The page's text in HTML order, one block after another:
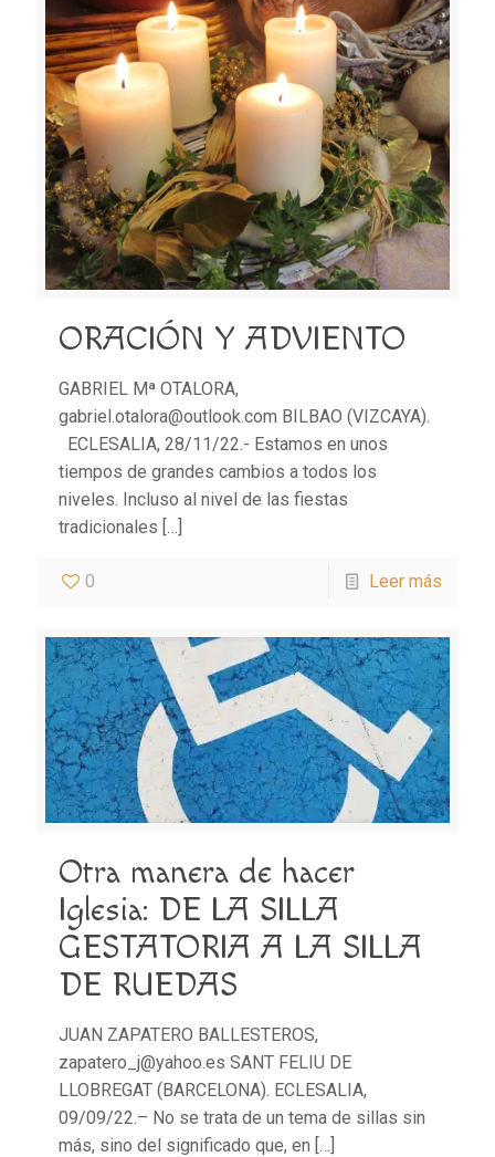
ORACIÓN Y ADVIENTO
GABRIEL Mª OTALORA,
gabriel.otalora@outlook.com BILBAO (VIZCAYA).
ECLESALIA, 28/11/22.- Estamos en unos
tiempos de grandes cambios a todos los
niveles. Incluso al nivel de las fiestas
tradicionales […]
0 Leer más
Otra manera de hacer
Iglesia: DE LA SILLA
GESTATORIA A LA SILLA
DE RUEDAS
JUAN ZAPATERO BALLESTEROS,
zapatero_j@yahoo.es SANT FELIU DE
LLOBREGAT (BARCELONA). ECLESALIA,
09/09/22.– No se trata de un tema de sillas sin
más, sino del significado que, en […]